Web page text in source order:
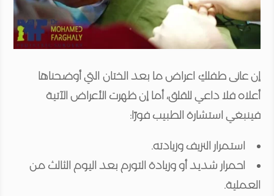
إن عانى طفلكِ اعراض ما بعد الختان التي أوضحناها
أعلاه فلا داعي للقلق، أما إن ظهرت الأعراض الآتية
فينبغي استشارة الطبيب فورًا:
استمرار النزيف وزيادته.
احمرار شديد أو وزيادة التورم بعد اليوم الثالث من
العملية.